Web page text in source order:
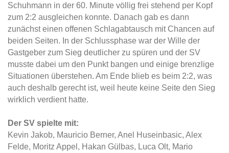
Schuhmann in der 60. Minute völlig frei stehend per Kopf
zum 2:2 ausgleichen konnte. Danach gab es dann
zunächst einen offenen Schlagabtausch mit Chancen auf
beiden Seiten. In der Schlussphase war der Wille der
Gastgeber zum Sieg deutlicher zu spüren und der SV
musste dabei um den Punkt bangen und einige brenzlige
Situationen überstehen. Am Ende blieb es beim 2:2, was
auch deshalb gerecht ist, weil heute keine Seite den Sieg
wirklich verdient hatte.
Der SV spielte mit:
Kevin Jakob, Mauricio Berner, Anel Huseinbasic, Alex
Felde, Moritz Appel, Hakan Gülbas, Luca Olt, Mario